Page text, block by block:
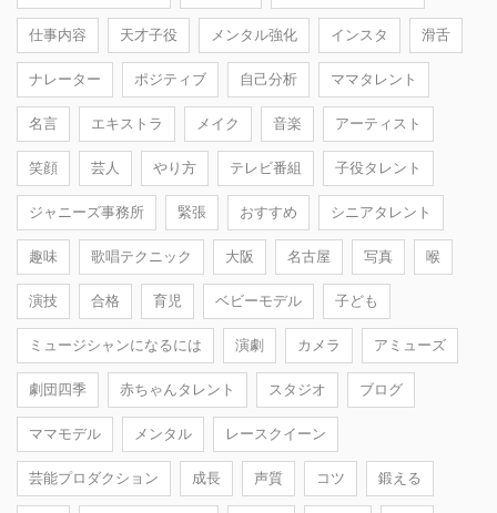
仕事内容 天才子役 メンタル強化 インスタ 滑舌
ナレーター ポジティブ 自己分析 ママタレント
名言 エキストラ メイク 音楽 アーティスト
笑顔 芸人 やり方 テレビ番組 子役タレント
ジャニーズ事務所 緊張 おすすめ シニアタレント
趣味 歌唱テクニック 大阪 名古屋 写真 喉
演技 合格 育児 ベビーモデル 子ども
ミュージシャンになるには 演劇 カメラ アミューズ
劇団四季 赤ちゃんタレント スタジオ ブログ
ママモデル メンタル レースクイーン
芸能プロダクション 成長 声質 コツ 鍛える